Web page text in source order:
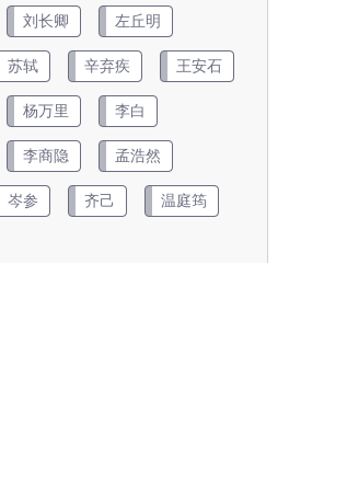
刘长卿 左丘明
苏轼 辛弃疾 王安石
杨万里 李白
李商隐 孟浩然
岑参 齐己 温庭筠